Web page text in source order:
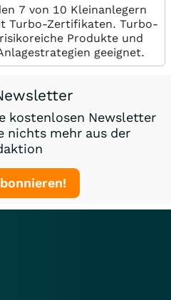
7 von 10 Kleinanlegern
Turbo-Zertifikaten. Turbo-
Produkte und
geeignet.
kostenlosen Newsletter
nichts mehr aus der